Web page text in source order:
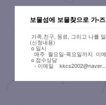
보물섬에 보물찾으로 가-
가족,친구, 동료, 그리고 나를
(신청내용)
o 일시
매주 월요일-목요일까지 이
o 접수상담
- 이메일 kkcs2002@naver...